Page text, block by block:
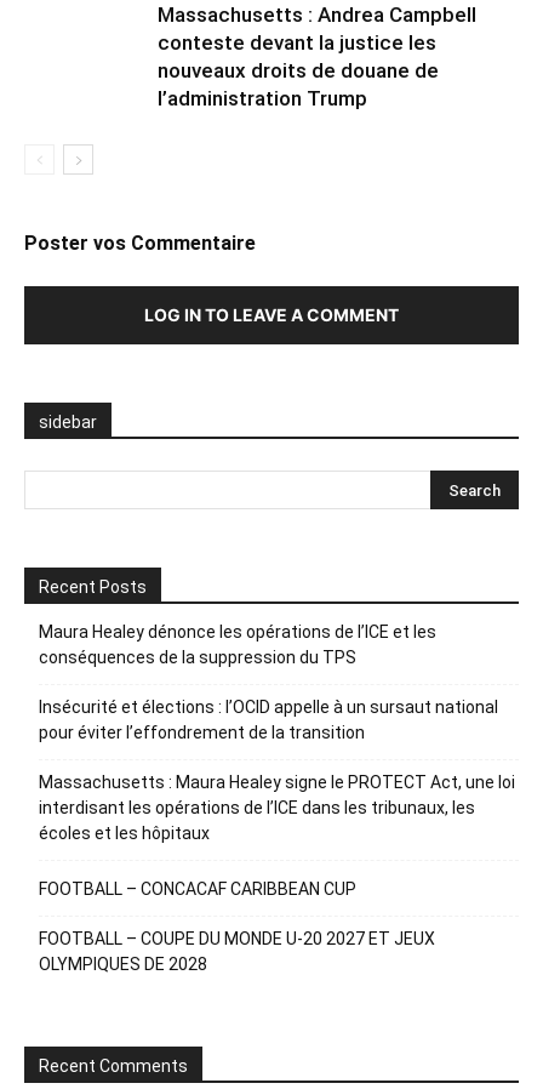
Massachusetts : Andrea Campbell
conteste devant la justice les
nouveaux droits de douane de
l’administration Trump
Poster vos Commentaire
LOG IN TO LEAVE A COMMENT
sidebar
Recent Posts
Maura Healey dénonce les opérations de l’ICE et les
conséquences de la suppression du TPS
Insécurité et élections : l’OCID appelle à un sursaut national
pour éviter l’effondrement de la transition
Massachusetts : Maura Healey signe le PROTECT Act, une loi
interdisant les opérations de l’ICE dans les tribunaux, les
écoles et les hôpitaux
FOOTBALL – CONCACAF CARIBBEAN CUP
FOOTBALL – COUPE DU MONDE U-20 2027 ET JEUX
OLYMPIQUES DE 2028
Recent Comments